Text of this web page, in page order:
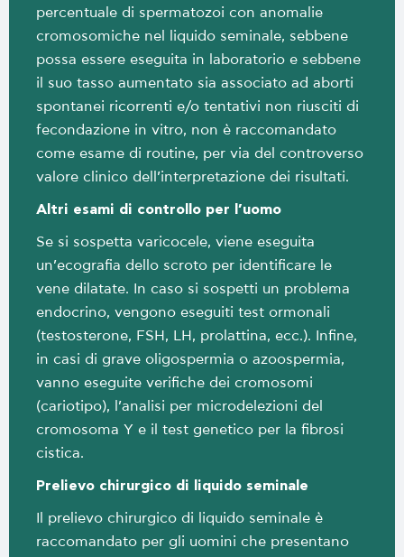
percentuale di spermatozoi con anomalie
cromosomiche nel liquido seminale, sebbene
possa essere eseguita in laboratorio e sebbene
il suo tasso aumentato sia associato ad aborti
spontanei ricorrenti e/o tentativi non riusciti di
fecondazione in vitro, non è raccomandato
come esame di routine, per via del controverso
valore clinico dell’interpretazione dei risultati.
Altri esami di controllo per l’uomo
Se si sospetta varicocele, viene eseguita
un’ecografia dello scroto per identificare le
vene dilatate. In caso si sospetti un problema
endocrino, vengono eseguiti test ormonali
(testosterone, FSH, LH, prolattina, ecc.). Infine,
in casi di grave oligospermia o azoospermia,
vanno eseguite verifiche dei cromosomi
(cariotipo), l’analisi per microdelezioni del
cromosoma Y e il test genetico per la fibrosi
cistica.
Prelievo chirurgico di liquido seminale
Il prelievo chirurgico di liquido seminale è
raccomandato per gli uomini che presentano